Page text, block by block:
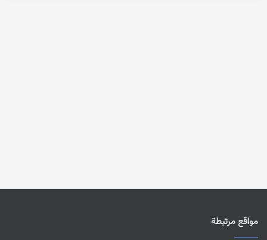
مواقع مرتبطة